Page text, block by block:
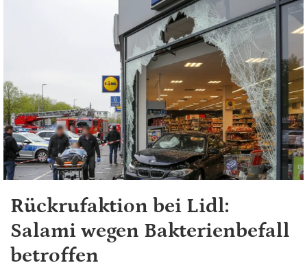
Rückrufaktion bei Lidl:
Salami wegen Bakterienbefall
betroffen